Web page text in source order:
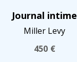
Journal intime
Miller Levy
450 €